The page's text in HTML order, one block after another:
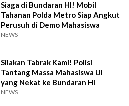
Siaga di Bundaran HI! Mobil
Tahanan Polda Metro Siap Angkut
Perusuh di Demo Mahasiswa
NEWS
Silakan Tabrak Kami! Polisi
Tantang Massa Mahasiswa UI
yang Nekat ke Bundaran HI
NEWS